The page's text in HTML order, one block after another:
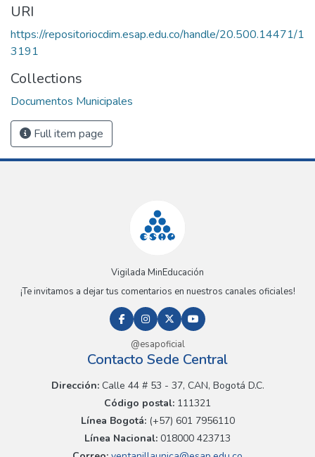
URI
https://repositoriocdim.esap.edu.co/handle/20.500.14471/1
3191
Collections
Documentos Municipales
Full item page
Vigilada MinEducación
¡Te invitamos a dejar tus comentarios en nuestros canales oficiales!
@esapoficial
Contacto Sede Central
Dirección:Calle 44 # 53 - 37, CAN, Bogotá D.C.
Código postal: 111321
Línea Bogotá:(+57) 601 7956110
Línea Nacional: 018000 423713